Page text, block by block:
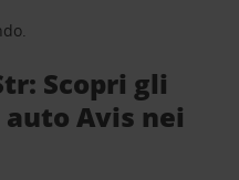
Scopri gli
Avis nei